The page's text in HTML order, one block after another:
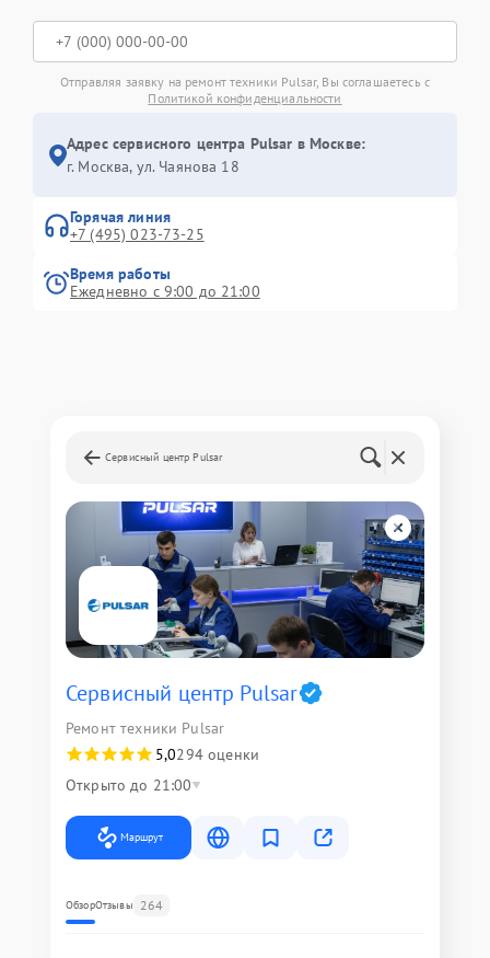
Отправляя заявку на ремонт техники Pulsar, Вы соглашаетесь с
Политикой конфиденциальности
Адрес сервисного центра Pulsar в Москве:
г. Москва, ул. Чаянова 18
Горячая линия
+7 (495) 023-73-25
Время работы
Ежедневно с 9:00 до 21:00
Сервисный центр Pulsar
Сервисный центр Pulsar
Ремонт техники Pulsar
5,0294 оценки
Открыто до 21:00
Маршрут
ОбзорОтзывы 264